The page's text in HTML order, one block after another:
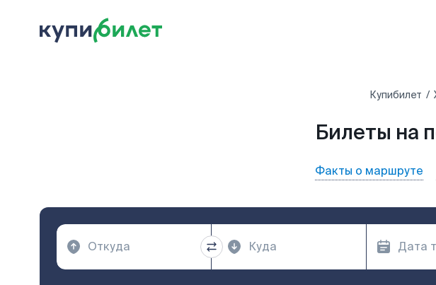
Купибилет
Билеты на
Факты о маршруте